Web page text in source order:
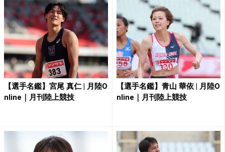
【選手名鑑】宮尾 真仁 | 月陸O
nline｜月刊陸上競技
【選手名鑑】青山 華依 | 月陸O
nline｜月刊陸上競技